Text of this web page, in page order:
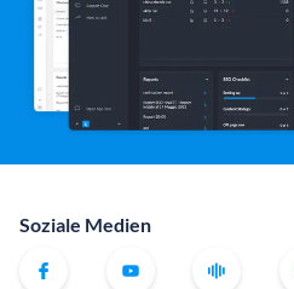
Soziale Medien